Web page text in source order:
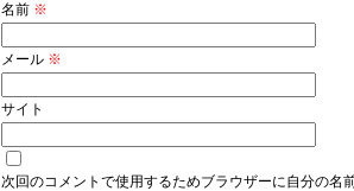
名前 ※
メール ※
サイト
次回のコメントで使用するためブラウザーに自分の名